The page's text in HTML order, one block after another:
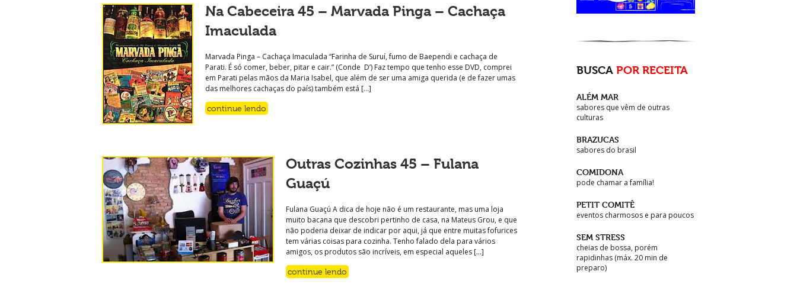
Na Cabeceira 45 – Marvada Pinga – Cachaça
Imaculada
Marvada Pinga – Cachaça Imaculada “Farinha de Suruí, fumo de Baependi e cachaça de
Parati. É só comer, beber, pitar e cair.” (Conde D’) Faz tempo que tenho esse DVD, comprei
em Parati pelas mãos da Maria Isabel, que além de ser uma amiga querida (e de fazer umas
das melhores cachaças do país) também está […]
continue lendo
Outras Cozinhas 45 – Fulana
Guaçú
Fulana Guaçú A dica de hoje não é um restaurante, mas uma loja
muito bacana que descobri pertinho de casa, na Mateus Grou, e que
não poderia deixar de indicar por aqui, já que entre muitas fofurices
tem várias coisas para cozinha. Tenho falado dela para vários
amigos, os produtos são incríveis, em especial aqueles […]
continue lendo
BUSCA POR RECEITA
ALÉM MAR
sabores que vêm de outras
culturas
BRAZUCAS
sabores do brasil
COMIDONA
pode chamar a família!
PETIT COMITÊ
eventos charmosos e para poucos
SEM STRESS
cheias de bossa, porém
rapidinhas (máx. 20 min de
preparo)